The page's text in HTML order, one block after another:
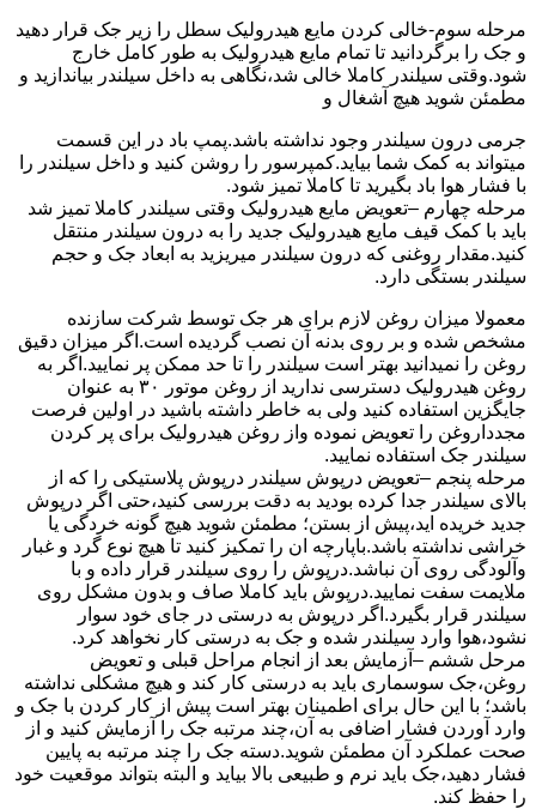
مرحله سوم-خالی کردن مایع هیدرولیک سطل را زیر جک قرار دهید
و جک را برگردانید تا تمام مایع هیدرولیک به طور کامل خارج
شود.وقتی سیلندر کاملا خالی شد،نگاهی به داخل سیلندر بیاندازید و
مطمئن شوید هیچ آشغال و
جرمی درون سیلندر وجود نداشته باشد.پمپ باد در این قسمت
میتواند به کمک شما بیاید.کمپرسور را روشن کنید و داخل سیلندر را
با فشار هوا باد بگیرید تا کاملا تمیز شود.
مرحله چهارم –تعویض مایع هیدرولیک وقتی سیلندر کاملا تمیز شد
باید با کمک قیف مایع هیدرولیک جدید را به درون سیلندر منتقل
کنید.مقدار روغنی که درون سیلندر میریزید به ابعاد جک و حجم
سیلندر بستگی دارد.
معمولا میزان روغن لازم برای هر جک توسط شرکت سازنده
مشخص شده و بر روی بدنه آن نصب گردیده است.اگر میزان دقیق
روغن را نمیدانید بهتر است سیلندر را تا حد ممکن پر نمایید.اگر به
روغن هیدرولیک دسترسی ندارید از روغن موتور ۳۰ به عنوان
جایگزین استفاده کنید ولی به خاطر داشته باشید در اولین فرصت
مجدداروغن را تعویض نموده واز روغن هیدرولیک برای پر کردن
سیلندر جک استفاده نمایید.
مرحله پنجم –تعویض درپوش سیلندر درپوش پلاستیکی را که از
بالای سیلندر جدا کرده بودید به دقت بررسی کنید،حتی اگر درپوش
جدید خریده اید،پیش از بستن؛ مطمئن شوید هیچ گونه خردگی یا
خراشی نداشته باشد.باپارچه ان را تمکیز کنید تا هیچ نوع گرد و غبار
وآلودگی روی آن نباشد.درپوش را روی سیلندر قرار داده و با
ملایمت سفت نمایید.درپوش باید کاملا صاف و بدون مشکل روی
سیلندر قرار بگیرد.اگر درپوش به درستی در جای خود سوار
نشود،هوا وارد سیلندر شده و جک به درستی کار نخواهد کرد.
مرحل ششم –آزمایش بعد از انجام مراحل قبلی و تعویض
روغن،جک سوسماری باید به درستی کار کند و هیچ مشکلی نداشته
باشد؛ با این حال برای اطمینان بهتر است پیش از کار کردن با جک و
وارد آوردن فشار اضافی به آن،چند مرتبه جک را آزمایش کنید و از
صحت عملکرد آن مطمئن شوید.دسته جک را چند مرتبه به پایین
فشار دهید،جک باید نرم و طبیعی بالا بیاید و البته بتواند موقعیت خود
را حفظ کند.